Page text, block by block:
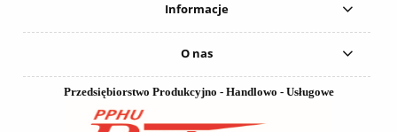
Informacje
O nas
Przedsiębiorstwo Produkcyjno - Handlowo - Usługowe